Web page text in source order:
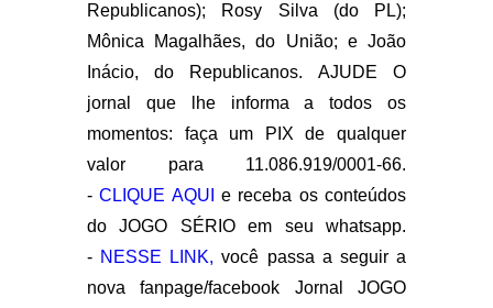
Republicanos); Rosy Silva (do PL);
Mônica Magalhães, do União; e João
Inácio, do Republicanos. AJUDE O
jornal que lhe informa a todos os
momentos: faça um PIX de qualquer
valor para 11.086.919/0001-66.
-CLIQUE AQUI
e receba os conteúdos
do JOGO SÉRIO em seu whatsapp.
- NESSE LINK, você passa a seguir a
nova fanpage/facebook Jornal JOGO